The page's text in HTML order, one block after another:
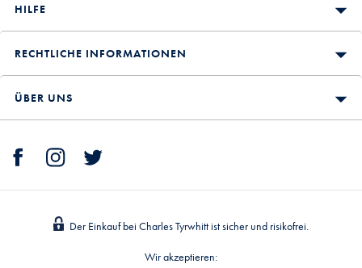
HILFE
RECHTLICHE INFORMATIONEN
ÜBER UNS
Der Einkauf bei Charles Tyrwhitt ist sicher und risikofrei.
Wir akzeptieren: